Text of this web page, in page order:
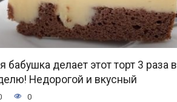
бабушка делает этот торт 3 раза в
Недорогой и вкусный
0